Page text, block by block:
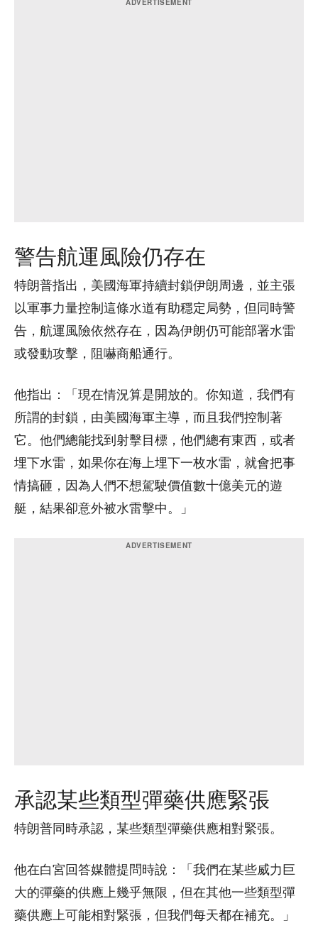
警告航運風險仍存在
特朗普指出，美國海軍持續封鎖伊朗周邊，並主張
以軍事力量控制這條水道有助穩定局勢，但同時警
告，航運風險依然存在，因為伊朗仍可能部署水雷
或發動攻擊，阻嚇商船通行。
他指出：「現在情況算是開放的。你知道，我們有
所謂的封鎖，由美國海軍主導，而且我們控制著
它。他們總能找到射擊目標，他們總有東西，或者
埋下水雷，如果你在海上埋下一枚水雷，就會把事
情搞砸，因為人們不想駕駛價值數十億美元的遊
艇，結果卻意外被水雷擊中。」
承認某些類型彈藥供應緊張
特朗普同時承認，某些類型彈藥供應相對緊張。
他在白宮回答媒體提問時說：「我們在某些威力巨
大的彈藥的供應上幾乎無限，但在其他一些類型彈
藥供應上可能相對緊張，但我們每天都在補充。」